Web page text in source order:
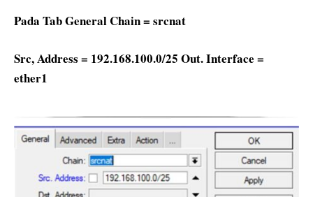
Pada Tab General Chain = srcnat
Src, Address = 192.168.100.0/25 Out. Interface =
ether1